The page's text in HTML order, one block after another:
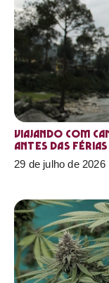
Viajando com
antes das
29 de julho de 2026